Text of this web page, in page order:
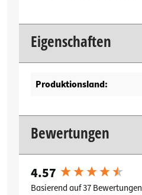
Eigenschaften
Produktionsland:
Bewertungen
4.57
Basierend auf 37 Bewertungen
New content loaded